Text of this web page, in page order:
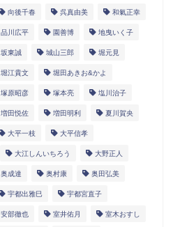
向後千春 呉真由美 和氣正幸
品川広平 園善博 地曳いく子
坂東誠 城山三郎 堀元見
堀江貴文 堀田あきお&かよ
塚原昭彦 塚本亮 塩川治子
増田悦佐 増田明利 夏川賀央
大平一枝 大平信孝
大江しんいちろう 大野正人
奥成達 奥村康 奥田弘美
宇都出雅巳 宇都宮直子
安部徹也 室井佑月 室木おすし